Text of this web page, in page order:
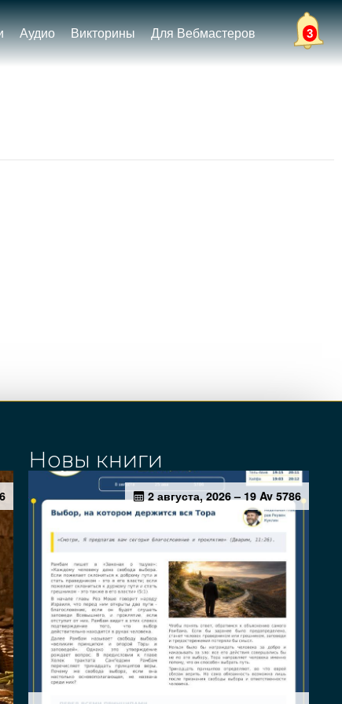
Аудио Викторины Для Вебмастеров 3
Новы книги